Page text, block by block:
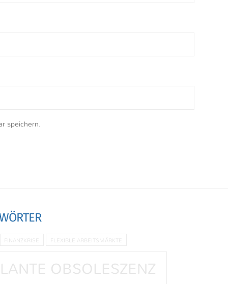
speichern.
FINANZKRISE FLEXIBLE ARBEITSMÄRKTE
OBSOLESZENZ